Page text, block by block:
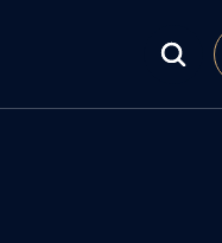
poradna